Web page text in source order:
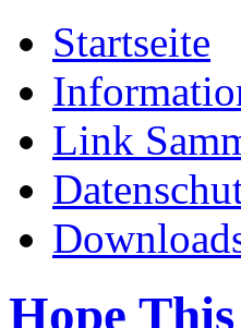
Startseite
Link
Hope